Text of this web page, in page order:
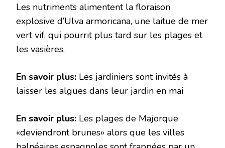
Les nutriments alimentent la floraison
explosive d’Ulva armoricana, une laitue de mer
vert vif, qui pourrit plus tard sur les plages et
les vasières.
En savoir plus: Les jardiniers sont invités à
laisser les algues dans leur jardin en mai
En savoir plus: Les plages de Majorque
«deviendront brunes» alors que les villes